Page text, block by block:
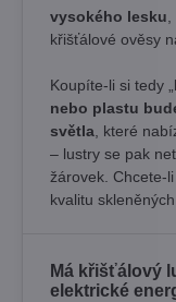
vysokého lesku,
křišťálové ověsy
Koupíte-li si tedy
nebo plastu
světla, které
– lustry se pak
žárovek. Chcete-
kvalitu
Má křišťálový
elektrické